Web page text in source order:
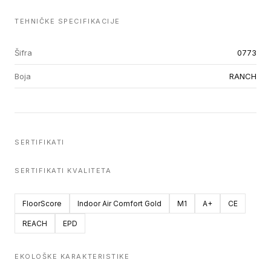
TEHNIČKE SPECIFIKACIJE
Šifra 0773
Boja RANCH
SERTIFIKATI
SERTIFIKATI KVALITETA
FloorScore Indoor Air Comfort Gold M1 A+ CE
REACH EPD
EKOLOŠKE KARAKTERISTIKE